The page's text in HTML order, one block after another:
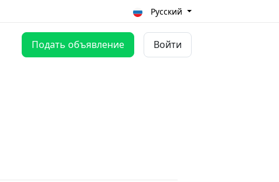
Русский
Подать объявление Войти